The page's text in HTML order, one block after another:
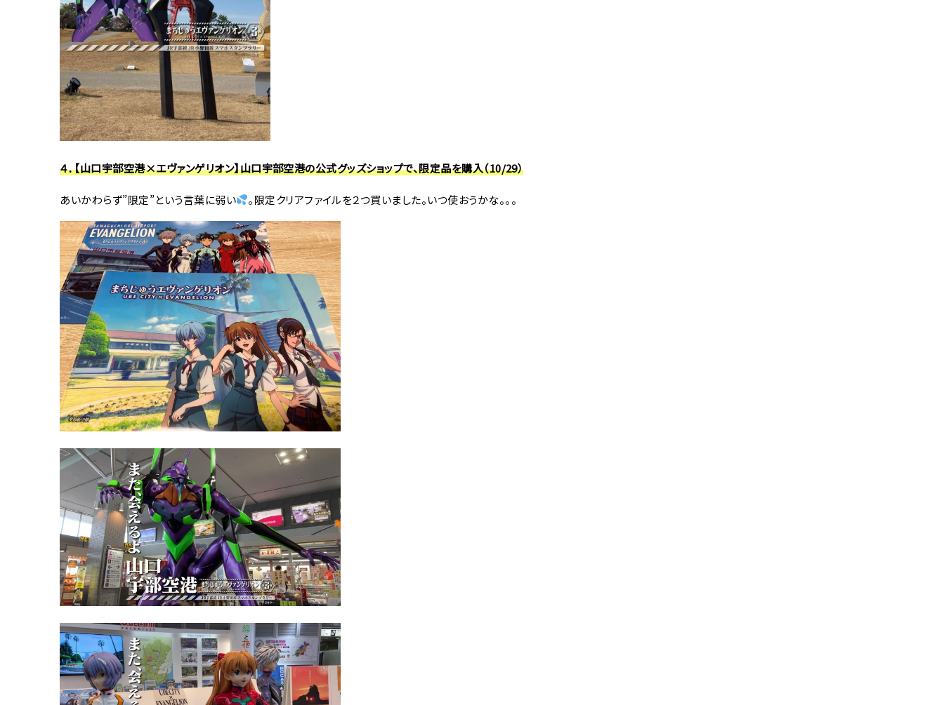
４．【山口宇部空港×エヴァンゲリオン】山口宇部空港の公式グッズショップで、限定品を購入（10/29）
あいかわらず”限定”という言葉に弱い 。限定クリアファイルを２つ買いました。いつ使おうかな。。。